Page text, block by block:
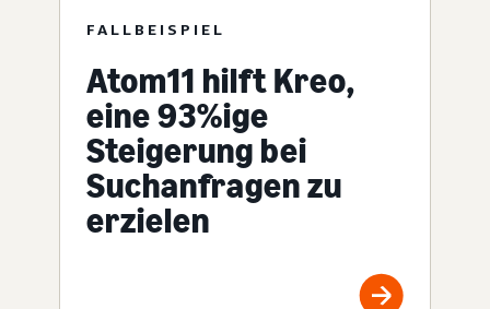
FALLBEISPIEL
Atom11 hilft Kreo,
eine 93%ige
Steigerung bei
Suchanfragen zu
erzielen